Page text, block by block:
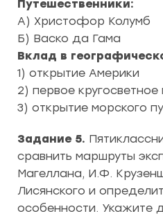
Путешественники:
А) Христофор Колумб
Б) Васко да Гама
Вклад в
1) открытие Америки
2) первое кругосветное
3) открытие морского
Задание 5.
сравнить маршруты
Магеллана, И.Ф.
Лисянского и
особенности. Укажите